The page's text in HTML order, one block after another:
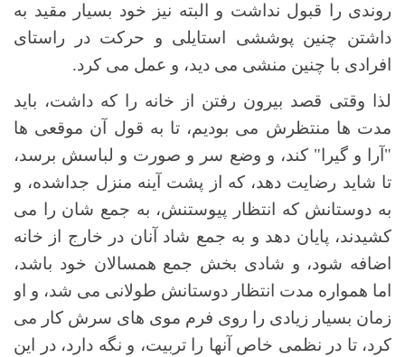
روندی را قبول نداشت و البته نیز خود بسیار مقید به
داشتن چنین پوششی استایلی و حرکت در راستای
افرادی با چنین منشی می دید، و عمل می کرد.
لذا وقتی قصد بیرون رفتن از خانه را که داشت، باید
مدت ها منتظرش می بودیم، تا به قول آن موقعی ها
"آرا و گیرا" کند، و وضع سر و صورت و لباسش برسد،
تا شاید رضایت دهد، که از پشت آینه منزل جداشده، و
به دوستانش که انتظار پیوستنش، به جمع شان را می
کشیدند، پایان دهد و به جمع شاد آنان در خارج از خانه
اضافه شود، و شادی بخش جمع همسالان خود باشد،
اما همواره مدت انتظار دوستانش طولانی می شد، و او
زمان بسیار زیادی را روی فرم موی های سرش کار می
کرد، تا در نظمی خاص آنها را تربیت، و نگه دارد، در این